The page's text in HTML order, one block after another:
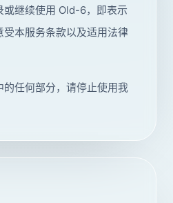
或继续使用 Old-6，即表示
本服务条款以及适用法律
任何部分，请停止使用我